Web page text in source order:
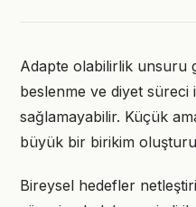
Adapte olabilirlik unsuru
beslenme ve diyet süreci
sağlamayabilir. Küçük
büyük bir birikim
Bireysel hedefler